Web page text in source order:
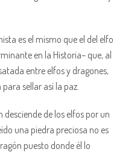
es el mismo que el del elfo
en la Historia– que, al
entre elfos y dragones,
sellar así la paz.
de los elfos por un
una piedra preciosa no es
puesto donde él lo